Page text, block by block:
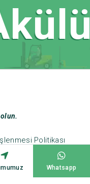
Whatsapp
Politikası
Reserved.